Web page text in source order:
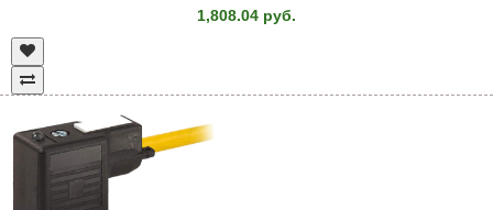
1,808.04 руб.